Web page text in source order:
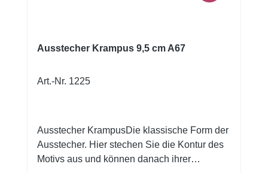
Ausstecher Krampus 9,5 cm A67
Art.-Nr. 1225
Ausstecher KrampusDie klassische Form der
Ausstecher. Hier stechen Sie die Kontur des
Motivs aus und können danach ihrer